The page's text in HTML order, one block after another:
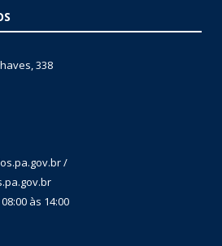
338
/
às 14:00